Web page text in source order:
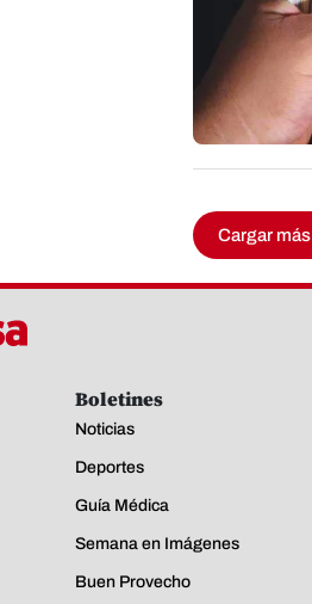
Cargar más
Boletines
Noticias
Deportes
Guía Médica
Semana en Imágenes
Buen Provecho